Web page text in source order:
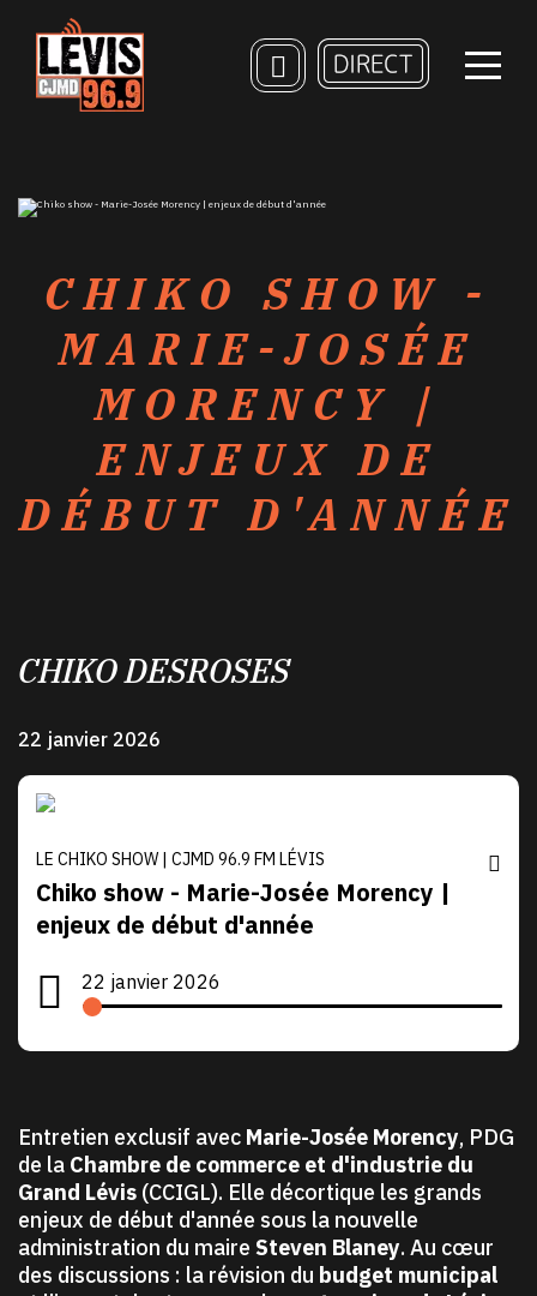
CHIKO SHOW -
MARIE-JOSÉE
MORENCY |
ENJEUX DE
DÉBUT D'ANNÉE
CHIKO DESROSES
22 janvier 2026
LE CHIKO SHOW | CJMD 96.9 FM LÉVIS
Chiko show - Marie-Josée Morency |
enjeux de début d'année
22 janvier 2026
Entretien exclusif avec Marie-Josée Morency, PDG
de la Chambre de commerce et d'industrie du
Grand Lévis (CCIGL). Elle décortique les grands
enjeux de début d'année sous la nouvelle
administration du maire Steven Blaney. Au cœur
des discussions : la révision du budget municipal